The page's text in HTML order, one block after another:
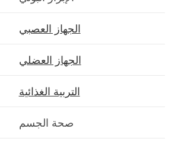
الجهاز العصبي
الجهاز العضلي
التربية الغذائية
صحة الجسم